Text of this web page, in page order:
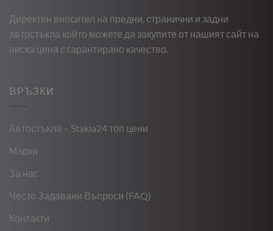
Директен вносител на предни, странични и задни
автостъкла който можете да закупите от нашият сайт на
ниска цена с гарантирано качество.
ВРЪЗКИ
Автостъкла – Stakla24 топ цени
Марки
За нас
Често Задавани Въпроси (FAQ)
Контакти